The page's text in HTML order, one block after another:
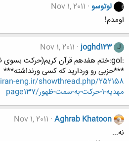
لوتوسو Nov 1, 2011
اومدم!
J
joghd123
Nov 1, 2011
***حزبی رو وردارید که کسی ورنداشته***
مهديه-1-حركت-به-سمت-ظهور/page137
Aghrab Khatoon
Nov 1, 2011
نه...